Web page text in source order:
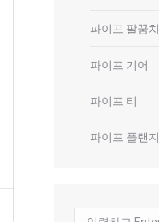
파이프 팔꿈치
파이프 기어
파이프 티
파이프 플랜지